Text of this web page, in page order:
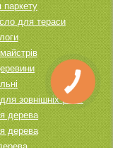
для тераси
зовнішніх робіт
дерева
дерева
КНОПКА
ЗВ'ЯЗКУ